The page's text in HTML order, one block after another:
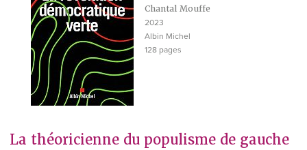
Chantal Mouffe
2023
Albin Michel
128 pages
La théoricienne du populisme de gauche